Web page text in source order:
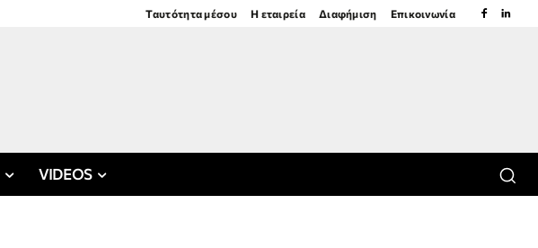
Ταυτότητα μέσου Η εταιρεία Διαφήμιση Επικοινωνία
VIDEOS